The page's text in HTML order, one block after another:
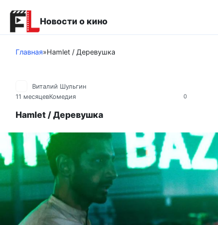
контенту
Новости о кино
Главная»Hamlet / Деревушка
0
Виталий Шульгин
11 месяцевКомедия
Hamlet / Деревушка